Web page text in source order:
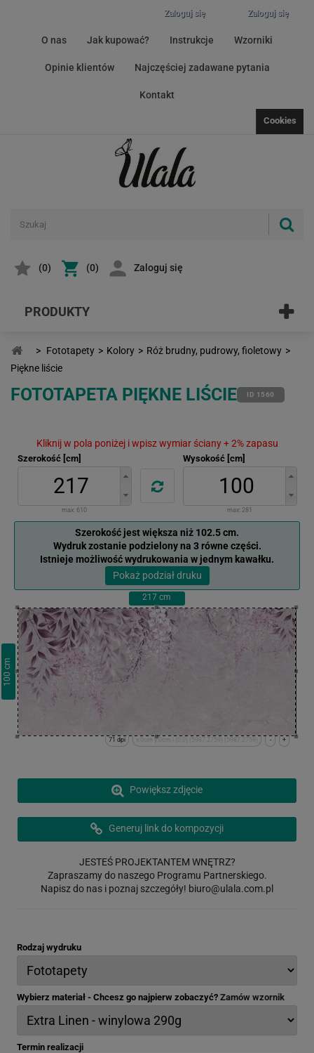
Zaloguj się
Zaloguj się
O nas Jak kupować? Instrukcje Wzorniki
Opinie klientów Najczęściej zadawane pytania
Kontakt
Cookies
(0) (0) Zaloguj się
PRODUKTY
> Fototapety > Kolory > Róż brudny, pudrowy, fioletowy >
Piękne liście
FOTOTAPETA PIĘKNE LIŚCIE ID 1560
Kliknij w pola poniżej i wpisz wymiar ściany + 2% zapasu
Szerokość [cm]
max: 610
Wysokość [cm]
max: 281
Szerokość jest większa niż 102.5 cm.
Wydruk zostanie podzielony na 3 równe części.
Istnieje możliwość wydrukowania w jednym kawałku.
Pokaż podział druku
217 cm
100
cm
+
-
x:0cm y:0cm | (0,0) (5987,2759) (5987,2759)
71 dpi
Powiększ zdjęcie
Generuj link do kompozycji
JESTEŚ PROJEKTANTEM WNĘTRZ?
Zapraszamy do naszego Programu Partnerskiego.
Napisz do nas i poznaj szczegóły! biuro@ulala.com.pl
Rodzaj wydruku
Wybierz materiał - Chcesz go najpierw zobaczyć? Zamów wzornik
Termin realizacji